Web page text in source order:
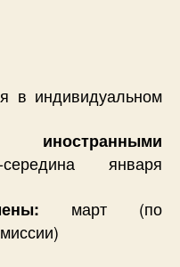
в индивидуальном
иностранными
января
март (по